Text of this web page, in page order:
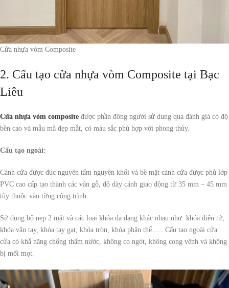
Cửa nhựa vòm Composite
2. Cấu tạo cửa nhựa vòm Composite tại Bạc
Liêu
Cửa nhựa vòm composite được phần đông người sử dung qua đánh giá có độ
bền cao và mẫu mã đẹp mắt, có màu sắc phù hợp với phong thủy.
Cấu tạo ngoài:
Cánh cửa được đúc nguyên tấm nguyên khối và bề mặt cánh cửa được phủ lớp
PVC cao cấp tạo thành các vân gỗ, độ dày cánh giao động từ 35 mm – 45 mm
tùy thuộc vào từng công trình.
Sử dụng bộ nẹp 2 mặt và các loại khóa đa dạng khác nhau như: khóa điện tử,
khóa vân tay, khóa tay gạt, khóa tròn, khóa phân thể….. Cấu tạo ngoài cửa
cửa có khẳ năng chống thấm nước, không co ngót, không cong vênh và không
bị mối mọt.